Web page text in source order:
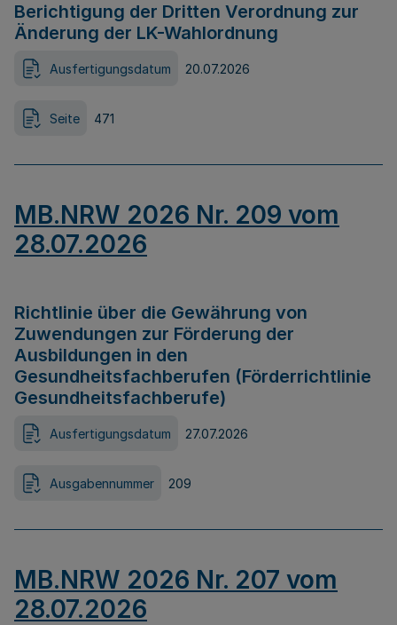
Berichtigung der Dritten Verordnung zur
Änderung der LK-Wahlordnung
Ausfertigungsdatum 20.07.2026
Seite 471
MB.NRW 2026 Nr. 209 vom
28.07.2026
Richtlinie über die Gewährung von
Zuwendungen zur Förderung der
Ausbildungen in den
Gesundheitsfachberufen (Förderrichtlinie
Gesundheitsfachberufe)
Ausfertigungsdatum 27.07.2026
Ausgabennummer 209
MB.NRW 2026 Nr. 207 vom
28.07.2026